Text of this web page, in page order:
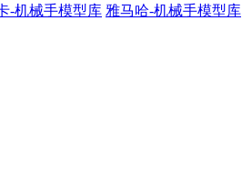
-机械手模型库 雅马哈-机械手模型库